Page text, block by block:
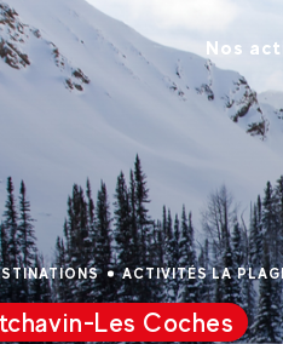
Nos
ACTIVITÉS LA
Les Coches